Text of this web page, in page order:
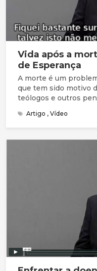
Vida após a
de Esperança
A morte é um
que tem sido motivo
teólogos e outros
encontrei seis
morte é um mistério,
inimigo, é
de esperança sobre
fundamenta-se na fé
pessoal de que na
encontramos a
pois não só a Sua
também a Sua morte
humanidade confere
aqueles que, ao
seguem como o
Artigo , Vídeo